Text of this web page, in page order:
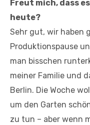
Freut mich, dass
heute?
Sehr gut, wir haben
Produktionspause
man bisschen
meiner Familie und
Berlin. Die Woche
um den Garten
zu tun – aber wenn